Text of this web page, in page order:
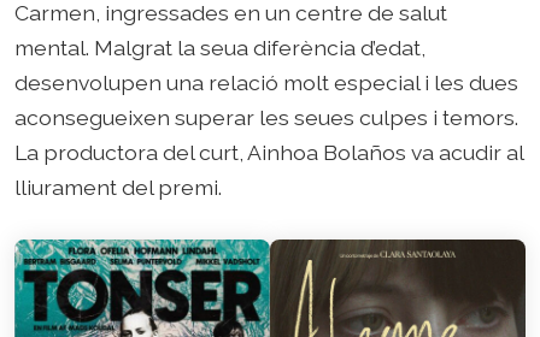
Carmen, ingressades en un centre de salut
mental. Malgrat la seua diferència d’edat,
desenvolupen una relació molt especial i les dues
aconsegueixen superar les seues culpes i temors.
La productora del curt, Ainhoa Bolaños va acudir al
lliurament del premi.